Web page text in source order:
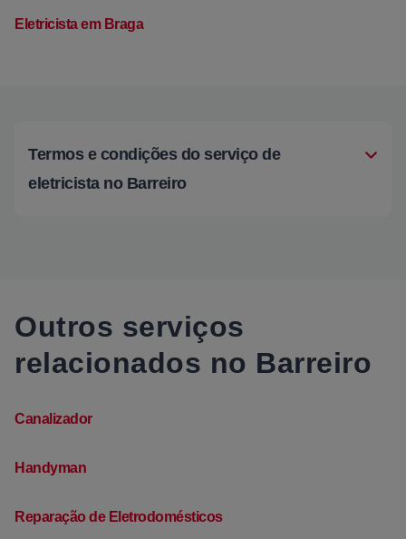
Eletricista em Braga
Termos e condições do serviço de
eletricista no Barreiro
Outros serviços
relacionados no Barreiro
Canalizador
Handyman
Reparação de Eletrodomésticos